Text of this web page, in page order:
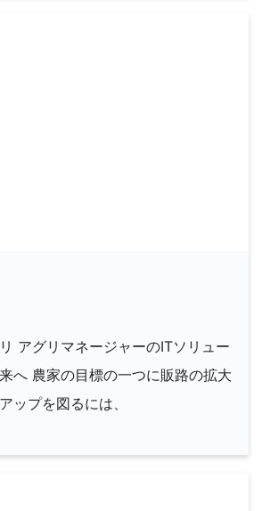
アグリマネージャーのITソリュー
へ 農家の目標の一つに販路の拡大
ップを図るには、